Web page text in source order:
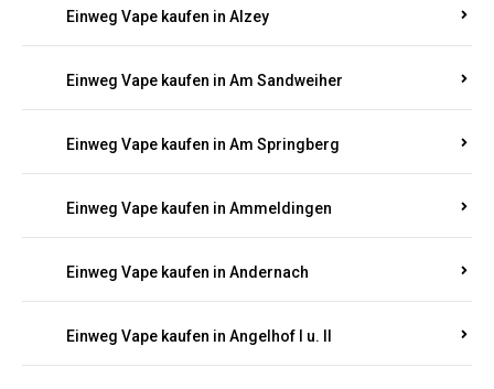
Einweg Vape kaufen in Alzey
Einweg Vape kaufen in Am Sandweiher
Einweg Vape kaufen in Am Springberg
Einweg Vape kaufen in Ammeldingen
Einweg Vape kaufen in Andernach
Einweg Vape kaufen in Angelhof I u. II